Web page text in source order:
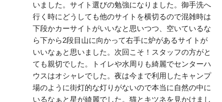
いました。サイト選びの勉強になりました。御手洗へ
行く時にどうしても他のサイトを横切るので混雑時は
下段かカーサイトがいいなと思いつつ、空いているな
ら下から2段目山に向かって右手に炉があるサイトが
いいなぁと思いました。次回こそ！スタッフの方がと
ても親切でした。トイレや水周りも綺麗でセンターハ
ウスはオシャレでした。夜は今まで利用したキャンプ
場のように街灯的な灯りがないので本当に自然の中に
いるなぁと星が綺麗でした。猫とキツネを見かけまし